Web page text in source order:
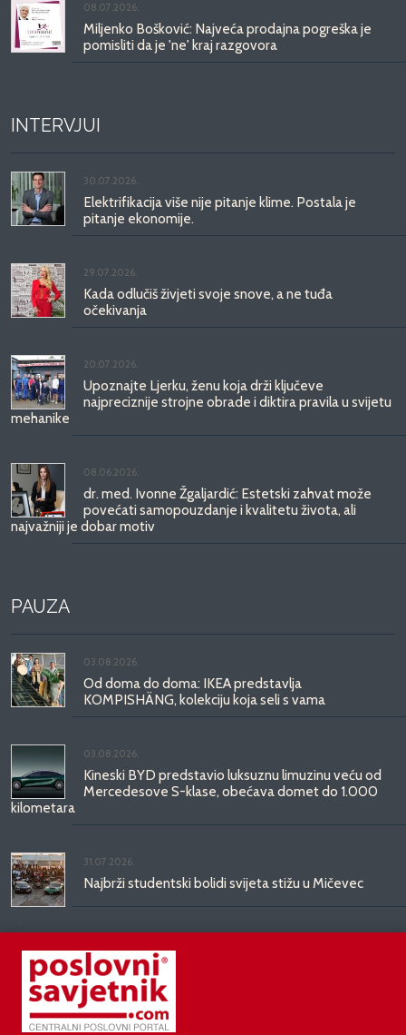
08.07.2026.
Miljenko Bošković: Najveća prodajna pogreška je
pomisliti da je 'ne' kraj razgovora
INTERVJUI
30.07.2026.
Elektrifikacija više nije pitanje klime. Postala je
pitanje ekonomije.
29.07.2026.
Kada odlučiš živjeti svoje snove, a ne tuđa
očekivanja
20.07.2026.
Upoznajte Ljerku, ženu koja drži ključeve
najpreciznije strojne obrade i diktira pravila u svijetu
mehanike
08.06.2026.
dr. med. Ivonne Žgaljardić: Estetski zahvat može
povećati samopouzdanje i kvalitetu života, ali
najvažniji je dobar motiv
PAUZA
03.08.2026.
Od doma do doma: IKEA predstavlja
KOMPISHÄNG, kolekciju koja seli s vama
03.08.2026.
Kineski BYD predstavio luksuznu limuzinu veću od
Mercedesove S-klase, obećava domet do 1.000
kilometara
31.07.2026.
Najbrži studentski bolidi svijeta stižu u Mičevec
Divote Cosmetics predstavlja Hince: novo poglavlje
korejske ljepote stiže u Hrvatsku